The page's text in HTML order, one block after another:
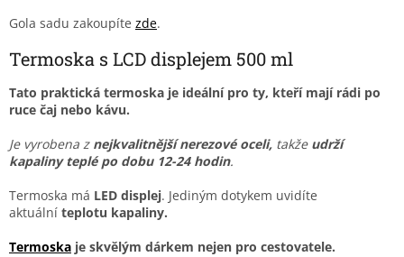
Gola sadu zakoupíte zde.
Termoska s LCD displejem 500 ml
Tato praktická termoska je ideální pro ty, kteří mají rádi po
ruce čaj nebo kávu.
Je vyrobena z nejkvalitnější nerezové oceli, takže udrží
kapaliny teplé po dobu 12-24 hodin.
Termoska má LED displej. Jediným dotykem uvidíte
aktuální teplotu kapaliny.
Termoska je skvělým dárkem nejen pro cestovatele.